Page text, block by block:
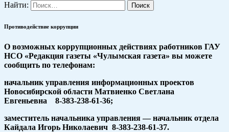
Найти:
Противодействие коррупции
О возможных коррупционных действиях работников ГАУ
НСО «Редакция газеты «Чулымская газета» вы можете
сообщить по телефонам:
начальник управления информационных проектов
Новосибирской области Матвиенко Светлана
Евгеньевна 8-383-238-61-36;
заместитель начальника управления — начальник отдела
Кайдала Игорь Николаевич 8-383-238-61-37.